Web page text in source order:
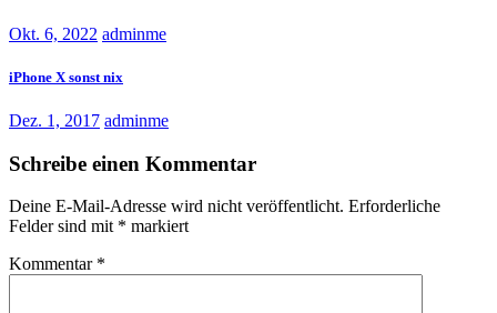
Okt. 6, 2022 adminme
iPhone X sonst nix
Dez. 1, 2017 adminme
Schreibe einen Kommentar
Deine E-Mail-Adresse wird nicht veröffentlicht. Erforderliche
Felder sind mit * markiert
Kommentar *